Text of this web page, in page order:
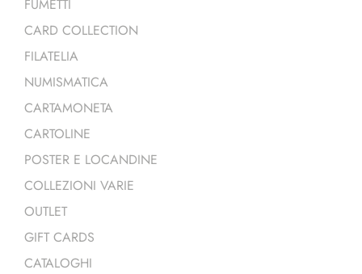
FUMETTI
CARD COLLECTION
FILATELIA
NUMISMATICA
CARTAMONETA
CARTOLINE
POSTER E LOCANDINE
COLLEZIONI VARIE
OUTLET
GIFT CARDS
CATALOGHI